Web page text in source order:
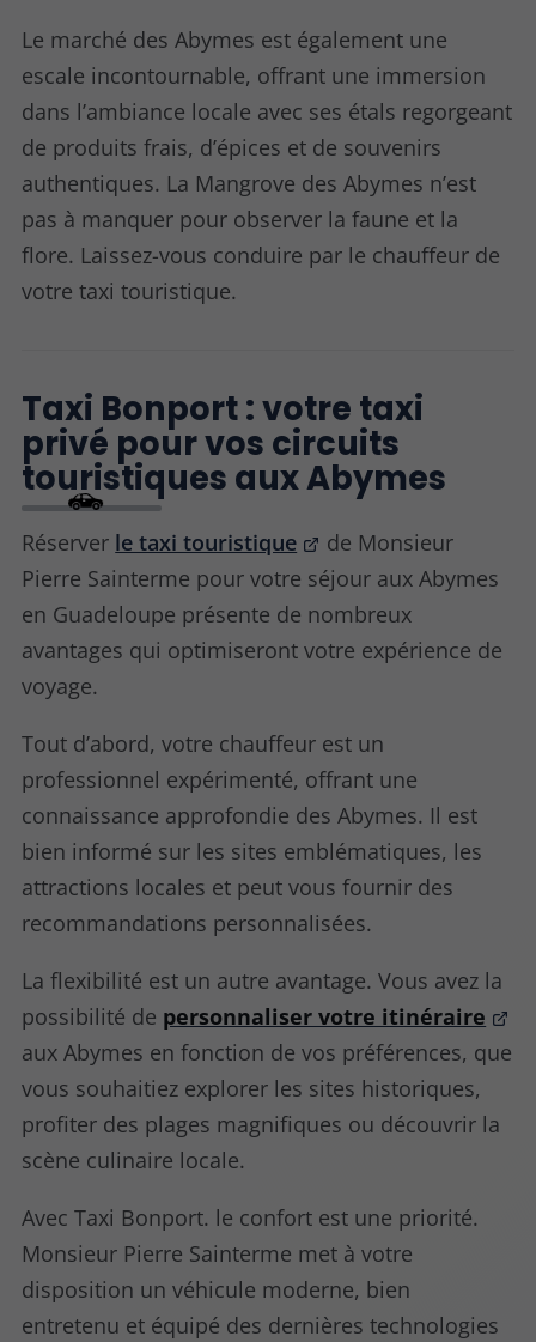
Le marché des Abymes est également une
escale incontournable, offrant une immersion
dans l’ambiance locale avec ses étals regorgeant
de produits frais, d’épices et de souvenirs
authentiques. La Mangrove des Abymes n’est
pas à manquer pour observer la faune et la
flore. Laissez-vous conduire par le chauffeur de
votre taxi touristique.
Taxi Bonport : votre taxi
privé pour vos circuits
touristiques aux Abymes
Réserver le taxi touristique
de Monsieur
Pierre Sainterme pour votre séjour aux Abymes
en Guadeloupe présente de nombreux
avantages qui optimiseront votre expérience de
voyage.
Tout d’abord, votre chauffeur est un
professionnel expérimenté, offrant une
connaissance approfondie des Abymes. Il est
bien informé sur les sites emblématiques, les
attractions locales et peut vous fournir des
recommandations personnalisées.
La flexibilité est un autre avantage. Vous avez la
possibilité de personnaliser votre itinéraire
aux Abymes en fonction de vos préférences, que
vous souhaitiez explorer les sites historiques,
profiter des plages magnifiques ou découvrir la
scène culinaire locale.
Avec Taxi Bonport. le confort est une priorité.
Monsieur Pierre Sainterme met à votre
disposition un véhicule moderne, bien
entretenu et équipé des dernières technologies